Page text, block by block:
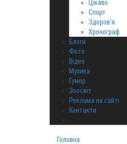
Цікаво
Спорт
Здоров‘я
Хронограф
Блоги
Фото
Відео
Музика
Гумор
Зоосвіт
Реклама на сайті
Контакти
Головна